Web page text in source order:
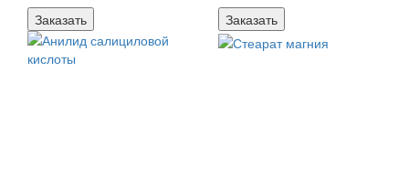
Заказать
Заказать